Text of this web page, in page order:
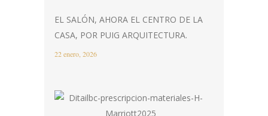
EL SALÓN, AHORA EL CENTRO DE LA
CASA, POR PUIG ARQUITECTURA.
22 enero, 2026